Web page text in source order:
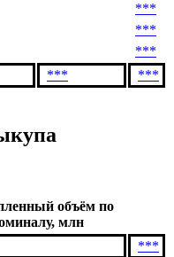
***
***
***
***
***
объём по
млн
***